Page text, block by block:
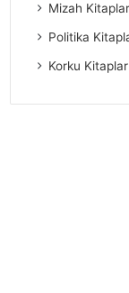
Mizah
Politika
Korku